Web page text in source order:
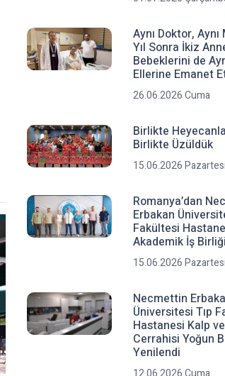
Aynı Doktor,
Yıl Sonra İkiz
Bebeklerini de
Ellerine Emanet
26.06.2026 Cuma
Birlikte
Birlikte Üzüldük
15.06.2026 Pazartesi
Romanya’dan
Erbakan
Fakültesi
Akademik İş
15.06.2026 Pazartesi
Necmettin
Üniversitesi Tıp
Hastanesi Kalp
Cerrahisi Yoğun
Yenilendi